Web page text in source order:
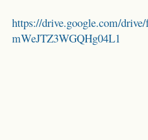
https://drive.google.com/
mWeJTZ3WGQHg04L1